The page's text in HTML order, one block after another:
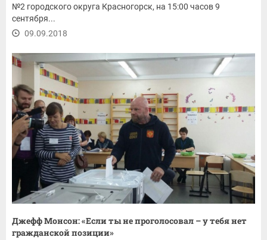
№2 городского округа Красногорск, на 15:00 часов 9
сентября...
09.09.2018
Джефф Монсон: «Если ты не проголосовал – у тебя нет
гражданской позиции»